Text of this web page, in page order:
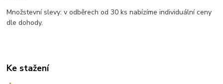
Množstevní slevy: v odběrech od 30 ks nabízíme individuální ceny
dle dohody.
Ke stažení